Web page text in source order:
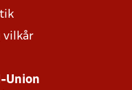
vilkår
Union